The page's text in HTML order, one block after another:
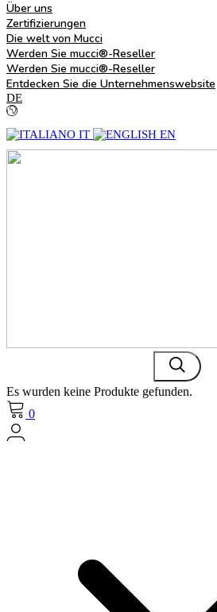
Über uns
Zertifizierungen
Die welt von Mucci
Werden Sie mucci®-Reseller
Werden Sie mucci®-Reseller
Entdecken Sie die Unternehmenswebsite
DE
IT EN
Es wurden keine Produkte gefunden.
0